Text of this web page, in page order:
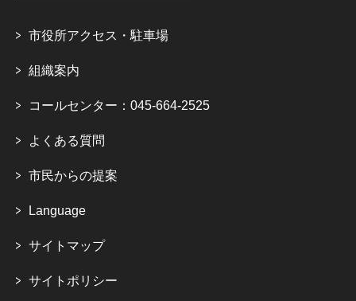
市役所アクセス・駐車場
組織案内
コールセンター：045-664-2525
よくある質問
市民からの提案
Language
サイトマップ
サイトポリシー